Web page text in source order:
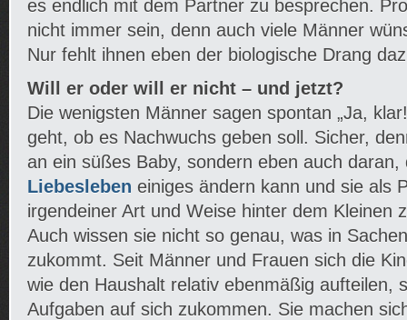
es endlich mit dem Partner zu besprechen.
nicht immer sein, denn auch viele Männer
Nur fehlt ihnen eben der biologische Drang
Will er oder will er nicht – und jetzt?
Die wenigsten Männer sagen spontan „Ja,
geht, ob es Nachwuchs geben soll. Sicher,
an ein süßes Baby, sondern eben auch daran,
Liebesleben einiges ändern kann und sie als
irgendeiner Art und Weise hinter dem Kleinen
Auch wissen sie nicht so genau, was in
zukommt. Seit Männer und Frauen sich die
wie den Haushalt relativ ebenmäßig aufteilen,
Aufgaben auf sich zukommen. Sie machen